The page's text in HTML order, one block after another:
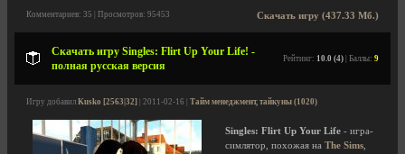
Скачать игру (437.33 Мб.)
Комментариев: 35 | Просмотров: 95453
Скачать игру Singles: Flirt Up Your Life! -
полная русская версия
Рейтинг: 10.0 (4) | Баллы: 9
Игру добавил Kusko [2563|32] | 2011-02-16 | Тайм менеджмент, тайкуны (1020)
Singles: Flirt Up Your Life - игра-
симлятор, похожая на The Sims